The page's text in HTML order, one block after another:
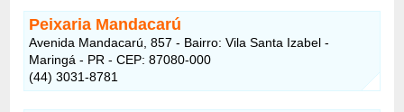
Peixaria Mandacarú
Avenida Mandacarú, 857 - Bairro: Vila Santa Izabel -
Maringá - PR - CEP: 87080-000
(44) 3031-8781